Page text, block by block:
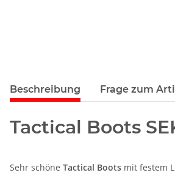
Beschreibung Frage zum
Tactical Boots
Sehr schöne Tactical Boots mit festem